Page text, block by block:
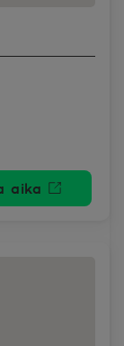
aika
Avautuu